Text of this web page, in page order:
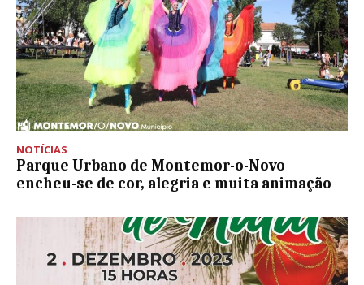
NOTÍCIAS
Parque Urbano de Montemor-o-Novo
encheu-se de cor, alegria e muita animação